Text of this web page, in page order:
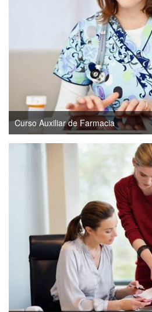
Curso Auxiliar de Farmacia